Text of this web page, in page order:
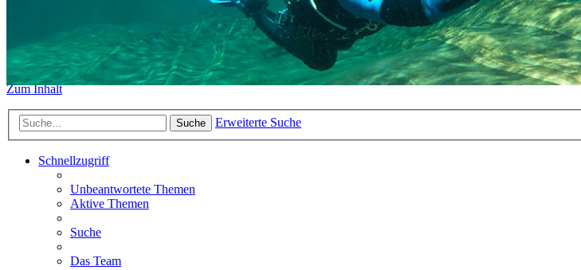
Sidemount-Forum
Erlebe den Unterschied
Zum Inhalt
Suche Erweiterte Suche
Schnellzugriff
Unbeantwortete Themen
Aktive Themen
Suche
Das Team